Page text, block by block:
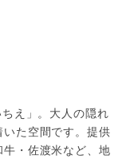
え」。大人の隠れ
た空間です。提供
・佐渡米など、地